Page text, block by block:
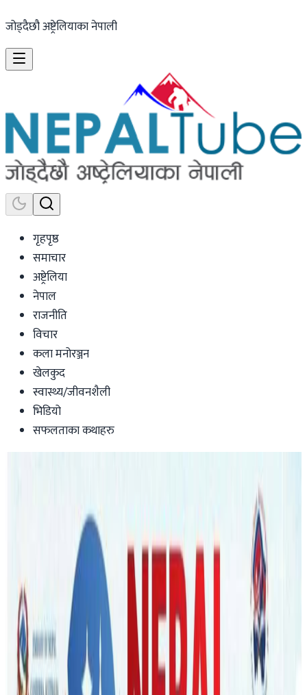
जोड्दैछौ अष्ट्रेलियाका नेपाली
गृहपृष्ठ
समाचार
अष्ट्रेलिया
नेपाल
राजनीति
विचार
कला मनोरञ्जन
खेलकुद
स्वास्थ्य/जीवनशैली
भिडियो
सफलताका कथाहरु
अष्ट्रेलियाको सिड्नीमा जनवरी २ देखी ‘धर्म
जागरण महासत्संग’ महोत्सव
Nepal Tube